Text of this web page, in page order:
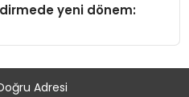
yeni dönem:
Adresi